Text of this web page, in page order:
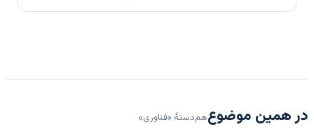
در همین موضوعهم‌دستهٔ «فناوری»